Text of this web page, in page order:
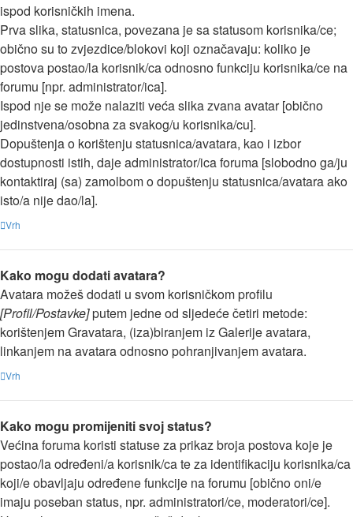
ispod korisničkih imena.
Prva slika, statusnica, povezana je sa statusom korisnika/ce;
obično su to zvjezdice/blokovi koji označavaju: koliko je
postova postao/la korisnik/ca odnosno funkciju korisnika/ce na
forumu [npr. administrator/ica].
Ispod nje se može nalaziti veća slika zvana avatar [obično
jedinstvena/osobna za svakog/u korisnika/cu].
Dopuštenja o korištenju statusnica/avatara, kao i izbor
dostupnosti istih, daje administrator/ica foruma [slobodno ga/ju
kontaktiraj (sa) zamolbom o dopuštenju statusnica/avatara ako
isto/a nije dao/la].
Vrh
Kako mogu dodati avatara?
Avatara možeš dodati u svom korisničkom profilu
[Profil/Postavke]putem jedne od sljedeće četiri metode:
korištenjem Gravatara, (iza)biranjem iz Galerije avatara,
linkanjem na avatara odnosno pohranjivanjem avatara.
Vrh
Kako mogu promijeniti svoj status?
Većina foruma koristi statuse za prikaz broja postova koje je
postao/la određeni/a korisnik/ca te za identifikaciju korisnika/ca
koji/e obavljaju određene funkcije na forumu [obično oni/e
imaju poseban status, npr. administratori/ce, moderatori/ce].